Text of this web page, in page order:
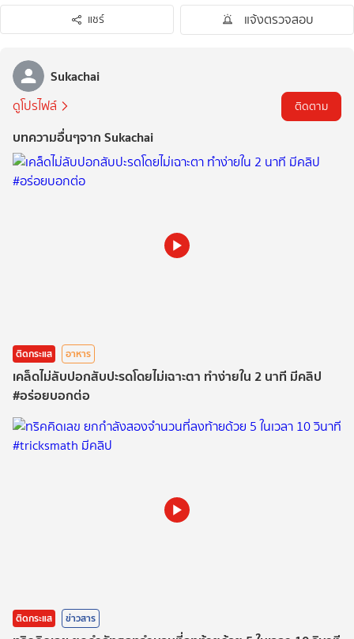
แชร์ แจ้งตรวจสอบ
Sukachai
ดูโปรไฟล์ ติดตาม
บทความอื่นๆจาก Sukachai
ติดกระแส อาหาร
เคล็ด​ไม่​ลับ​ปอกสับปะรด​โดยไม่เฉาะตา ทำง่ายใน 2 นาที​ มีคลิป
#อร่อยบอกต่อ​
ติดกระแส ข่าวสาร